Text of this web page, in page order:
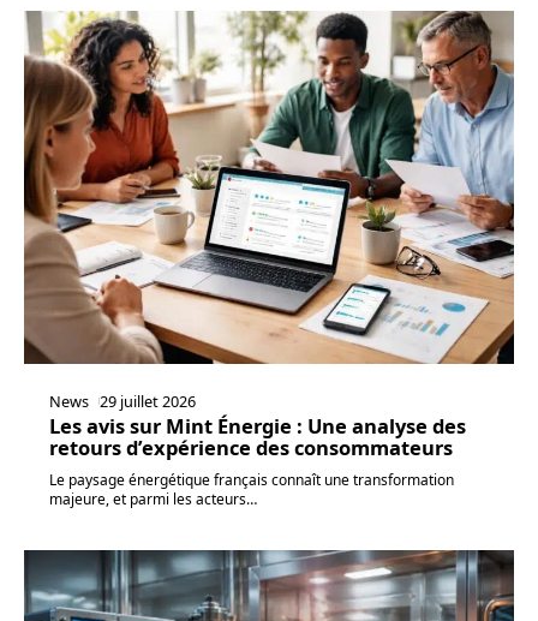
News 29 juillet 2026
Les avis sur Mint Énergie : Une analyse des
retours d’expérience des consommateurs
Le paysage énergétique français connaît une transformation
majeure, et parmi les acteurs…